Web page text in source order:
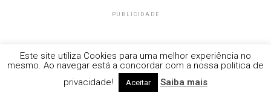
PUBLICIDADE
Este site utiliza Cookies para uma melhor experiência no
mesmo. Ao navegar está a concordar com a nossa politica de
privacidade!
Aceitar Saiba mais